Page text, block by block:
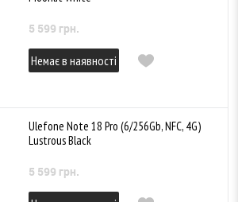
5 599 грн.
Немає в наявності
Ulefone Note 18 Pro (6/256Gb, NFC, 4G)
Lustrous Black
5 599 грн.